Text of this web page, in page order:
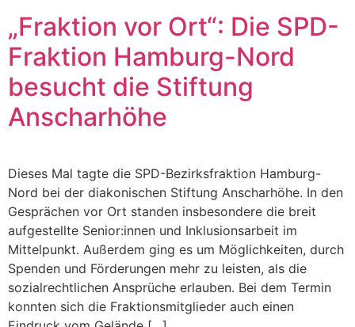
„Fraktion vor Ort“: Die SPD-
Fraktion Hamburg-Nord
besucht die Stiftung
Anscharhöhe
Dieses Mal tagte die SPD-Bezirksfraktion Hamburg-
Nord bei der diakonischen Stiftung Anscharhöhe. In den
Gesprächen vor Ort standen insbesondere die breit
aufgestellte Senior:innen und Inklusionsarbeit im
Mittelpunkt. Außerdem ging es um Möglichkeiten, durch
Spenden und Förderungen mehr zu leisten, als die
sozialrechtlichen Ansprüche erlauben. Bei dem Termin
konnten sich die Fraktionsmitglieder auch einen